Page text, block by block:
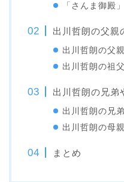
「さんま御殿
出川哲朗の父親
出川哲朗の父
出川哲朗の祖
出川哲朗の兄弟
出川哲朗の兄
出川哲朗の母
まとめ